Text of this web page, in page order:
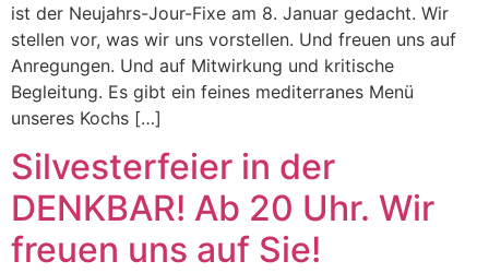
ist der Neujahrs-Jour-Fixe am 8. Januar gedacht. Wir
stellen vor, was wir uns vorstellen. Und freuen uns auf
Anregungen. Und auf Mitwirkung und kritische
Begleitung. Es gibt ein feines mediterranes Menü
unseres Kochs […]
Silvesterfeier in der
DENKBAR! Ab 20 Uhr. Wir
freuen uns auf Sie!